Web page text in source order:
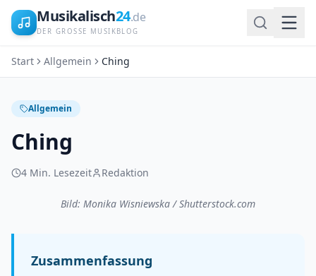
Musikalisch24.de
DER GROSSE MUSIKBLOG
Start Allgemein Ching
Allgemein
Ching
4 Min. Lesezeit Redaktion
Bild: Monika Wisniewska / Shutterstock.com
Zusammenfassung